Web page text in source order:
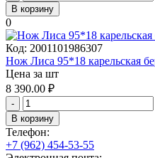
В корзину
0
Код: 2001101986307
Нож Лиса 95*18 карельская
Цена за шт
8 390.00 ₽
-
В корзину
Телефон:
+7 (962) 454-53-55